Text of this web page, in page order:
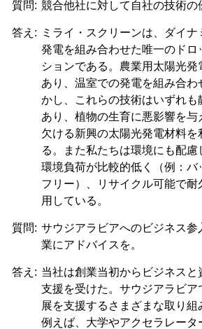
質問: 競合他社に対して自社の技術の
答え:
ミライ・スクリーンは、ダイナ
発電を組み合わせた唯一のドロ
ションである。農業用太陽光
あり、温室での発電を組み合わ
かし、これらの技術はいずれも
あり、植物の生育に悪影響を与
欠ける新興の太陽光発電材料を
る。また私たちは環境にも配
環境負荷が比較的低く（例：バ
フリー）、リサイクル可能で耐
用している。
質問: サウジアラビアへのビジネス参
業にアドバイスを。
答え: 当社は創業当初からビジネス
支援を受けた。サウジアラビア
展を支援するさまざまな取り組
例えば、大学やアクセラレータ